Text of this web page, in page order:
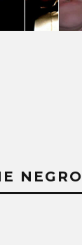
NEGRO